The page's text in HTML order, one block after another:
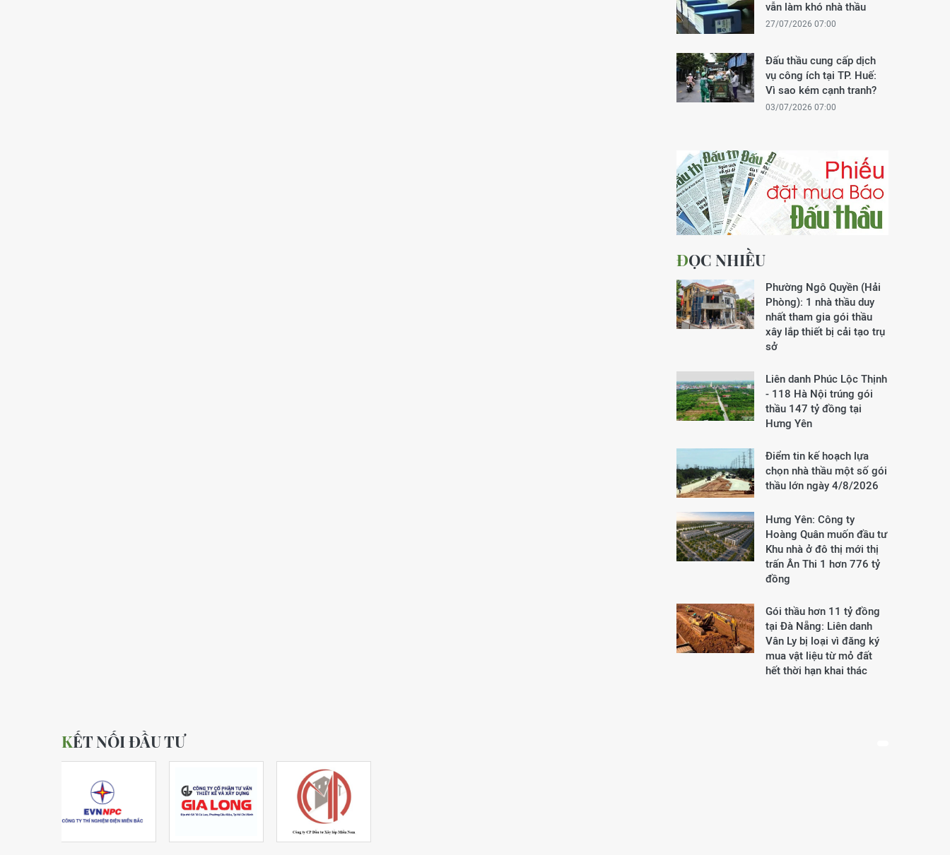
vẫn làm khó nhà thầu
27/07/2026 07:00
Đấu thầu cung cấp dịch
vụ công ích tại TP. Huế:
Vì sao kém cạnh tranh?
03/07/2026 07:00
ĐỌC NHIỀU
Phường Ngô Quyền (Hải
Phòng): 1 nhà thầu duy
nhất tham gia gói thầu
xây lắp thiết bị cải tạo trụ
sở
Liên danh Phúc Lộc Thịnh
- 118 Hà Nội trúng gói
thầu 147 tỷ đồng tại
Hưng Yên
Điểm tin kế hoạch lựa
chọn nhà thầu một số gói
thầu lớn ngày 4/8/2026
Hưng Yên: Công ty
Hoàng Quân muốn đầu tư
Khu nhà ở đô thị mới thị
trấn Ân Thi 1 hơn 776 tỷ
đồng
Gói thầu hơn 11 tỷ đồng
tại Đà Nẵng: Liên danh
Vân Ly bị loại vì đăng ký
mua vật liệu từ mỏ đất
hết thời hạn khai thác
KẾT NỐI ĐẦU TƯ